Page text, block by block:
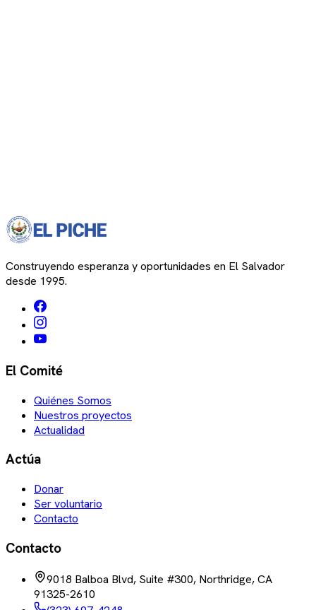
Construyendo esperanza y oportunidades en El Salvador
desde 1995.
El Comité
Quiénes Somos
Nuestros proyectos
Actualidad
Actúa
Donar
Ser voluntario
Contacto
Contacto
9018 Balboa Blvd, Suite #300, Northridge, CA
91325-2610